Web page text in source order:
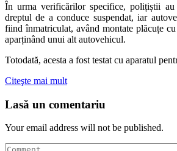
În urma verificărilor specifice, polițiștii au
dreptul de a conduce suspendat, iar
fiind înmatriculat, având montate plăcuțe
aparținând unui alt autovehicul.
Totodată, acesta a fost testat cu aparatul
Citeşte mai mult
Lasă un comentariu
Your email address will not be published.